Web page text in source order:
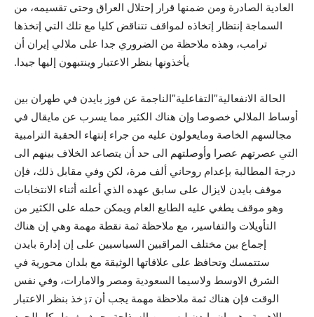
العادية الصادرة ومن ضمنها قرار إحتلال العراق وحتى تقسيمه، من
السماجة إنتظار إتخاذه لمواقف تتناقض کليا مع تلك التي إتخذها
ترامب، وهذه ملاحظة من الضروري جدا على ملالي إيران أن
يأخذونها بنظر الاعتبار وينتبهون إليها جيدا.
الحالة الانفعالية”التفاعلية”الناجمة عن فوز بايدن في طهران بين
أوساط الملالي خصوصا وإن هناك الکثير مما يسرب عن مايقال في
مجالسهم الخاصة ومايعولون عليه من جراء إنتهاء الحقبة الترامبية
التي عصرتهم عصرا وأوصلتهم الى حد أن يتصاعد الخلاف بينهم الى
درجة المطالبة بإعدام روحاني ألف مرة، لکن وفي مقابل ذلك، فإن
موقف بايدن لايزال على سابق عهده الذي أعلنه أثناء الانتخابات
وهو موقف يطغي عليه الطابع العام ويمکن حمله على الکثير من
التأويلات والتفاسير، مع ملاحظة ثمة نقطة مهمة وهي إن هناك
إجماع بين مختلف المراقبين السياسيين على إن إدارة بايدن
ستتمسك وتحافظ على علاقاتها الوثيقة مع بلدان محورية في
الشرق الاوسط ولاسيما السعودية ومصر والامارات، وفي نفس
الوقت فإن هناك ثمة ملاحظة مهمة يجب أن تٶخذ بنظر الاعتبار